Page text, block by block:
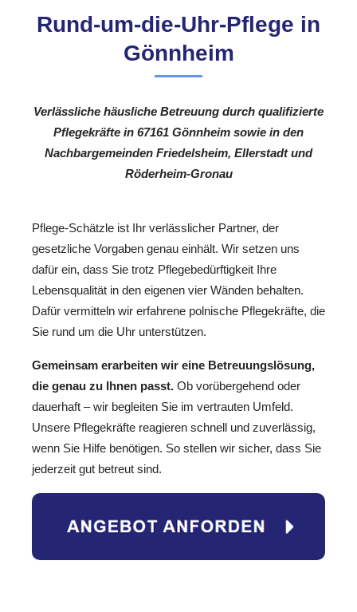
Rund-um-die-Uhr-Pflege in
Gönnheim
Verlässliche häusliche Betreuung durch qualifizierte
Pflegekräfte in 67161 Gönnheim sowie in den
Nachbargemeinden Friedelsheim, Ellerstadt und
Röderheim-Gronau
Pflege-Schätzle ist Ihr verlässlicher Partner, der
gesetzliche Vorgaben genau einhält. Wir setzen uns
dafür ein, dass Sie trotz Pflegebedürftigkeit Ihre
Lebensqualität in den eigenen vier Wänden behalten.
Dafür vermitteln wir erfahrene polnische Pflegekräfte, die
Sie rund um die Uhr unterstützen.
Gemeinsam erarbeiten wir eine Betreuungslösung,
die genau zu Ihnen passt. Ob vorübergehend oder
dauerhaft – wir begleiten Sie im vertrauten Umfeld.
Unsere Pflegekräfte reagieren schnell und zuverlässig,
wenn Sie Hilfe benötigen. So stellen wir sicher, dass Sie
jederzeit gut betreut sind.